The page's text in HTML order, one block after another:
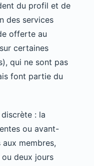
du profil et de
des services
offerte au
certaines
qui ne sont pas
font partie du
: la
ou avant-
membres,
deux jours